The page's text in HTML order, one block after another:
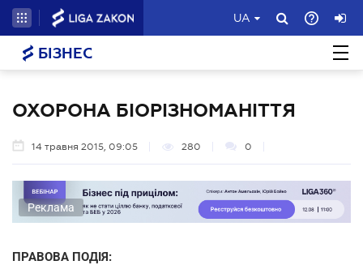
UA
БІЗНЕС
ОХОРОНА БІОРІЗНОМАНІТТЯ
14 травня 2015, 09:05 280 0
Реклама
ПРАВОВА ПОДІЯ: